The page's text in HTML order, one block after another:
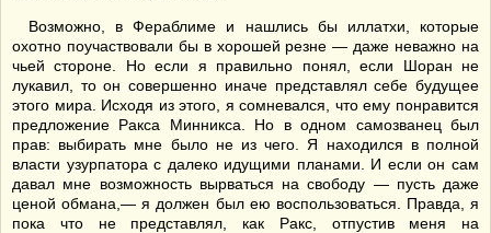
Возможно, в Фераблиме и нашлись бы иллатхи, которые
охотно поучаствовали бы в хорошей резне — даже неважно на
чьей стороне. Но если я правильно понял, если Шоран не
лукавил, то он совершенно иначе представлял себе будущее
этого мира. Исходя из этого, я сомневался, что ему понравится
предложение Ракса Минникса. Но в одном самозванец был
прав: выбирать мне было не из чего. Я находился в полной
власти узурпатора с далеко идущими планами. И если он сам
давал мне возможность вырваться на свободу — пусть даже
ценой обмана,— я должен был ею воспользоваться. Правда, я
пока что не представлял, как Ракс, отпустив меня на